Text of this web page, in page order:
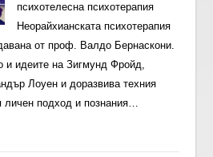
психотелесна психотерапия
Неорайхианската психотерапия
от проф. Валдо Бернаскони.
и идеите на Зигмунд Фройд,
Лоуен и доразвива техния
личен подход и познания…